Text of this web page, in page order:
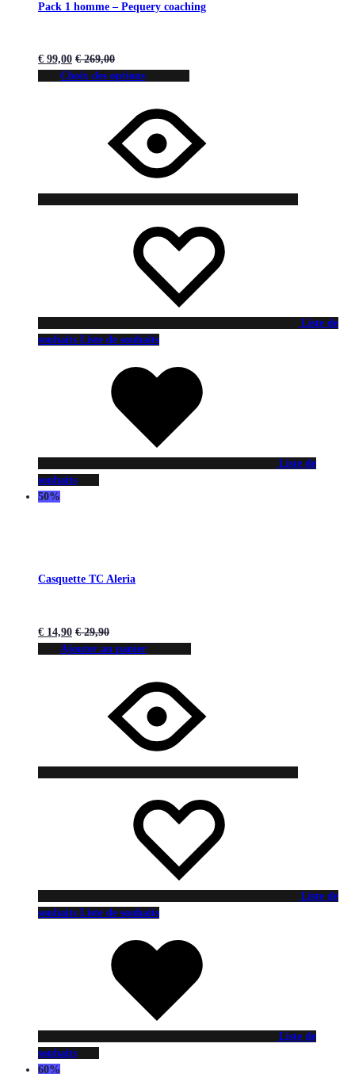
Pack 1 homme – Pequery coaching
€ 99,00 €269,00
Choix des options
Liste de
souhaits Liste de souhaits
Liste de
souhaits
50%
Casquette TC Aleria
€ 14,90 €29,90
Ajouter au panier
Liste de
souhaits Liste de souhaits
Liste de
souhaits
60%